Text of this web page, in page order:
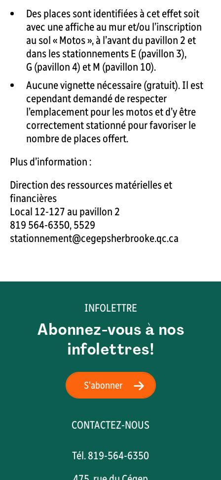
Des places sont identifiées à cet effet soit
avec une affiche au mur et/ou l’inscription
au sol « Motos », à l’avant du pavillon 2 et
dans les stationnements E (pavillon 3),
G (pavillon 4) et M (pavillon 10).
Aucune vignette nécessaire (gratuit). Il est
cependant demandé de respecter
l’emplacement pour les motos et d’y être
correctement stationné pour favoriser le
nombre de places offert.
Plus d’information :
Direction des ressources matérielles et
financières
Local 12-127 au pavillon 2
819 564-6350, 5529
stationnement@cegepsherbrooke.qc.ca
INFOLETTRE
Abonnez-vous à nos
infolettres!
S'abonner
CONTACTEZ-NOUS
Tél. 819-564-6350